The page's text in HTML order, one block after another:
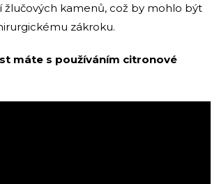
žlučových kamenů, což by mohlo být
zákroku.
máte s používáním citronové